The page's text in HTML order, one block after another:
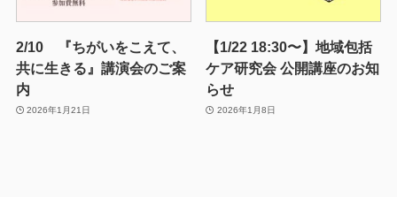
2/10 『ちがいをこえて、
共に生きる』講演会のご案
内
2026年1月21日
【1/22 18:30〜】地域包括
ケア研究会 公開講座のお知
らせ
2026年1月8日